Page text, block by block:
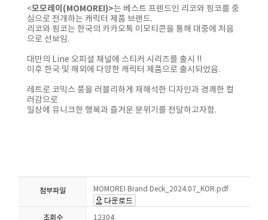
<모모레이(MOMOREI)>는 베스트 프렌드인 리코와 핑코를 중
심으로 전개하는 캐릭터 제품 브랜드.
리코와 핑코는 한국의 카카오톡 이모티콘을 통해 대중에 처음
으로 선보임.
대만의 Line 오피셜 채널에 스티커 시리즈를 출시 !!
이후 한국 및 해외에 다양한 캐릭터 제품으로 출시되었음.
레트로 코믹스 풍을 러블리하게 재해석한 디자인과 경쾌한 컬
러감으로
일상에 유니크한 행복과 즐거운 분위기를 전달하고자함.
첨부파일 MOMOREI Brand Deck_2024.07_KOR.pdf
조회수 12304